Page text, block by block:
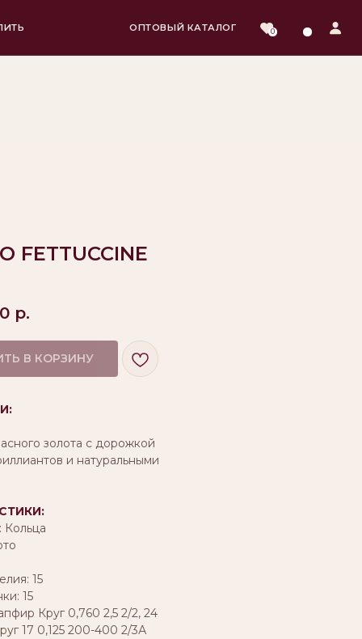
ОПТОВЫЙ КАТАЛОГ 0
FETTUCCINE
р.
В КОРЗИНУ
золота с дорожкой
и натуральными
Кольца
15
15
Круг 0,760 2,5 2/2, 24
17 0,125 200-400 2/3А